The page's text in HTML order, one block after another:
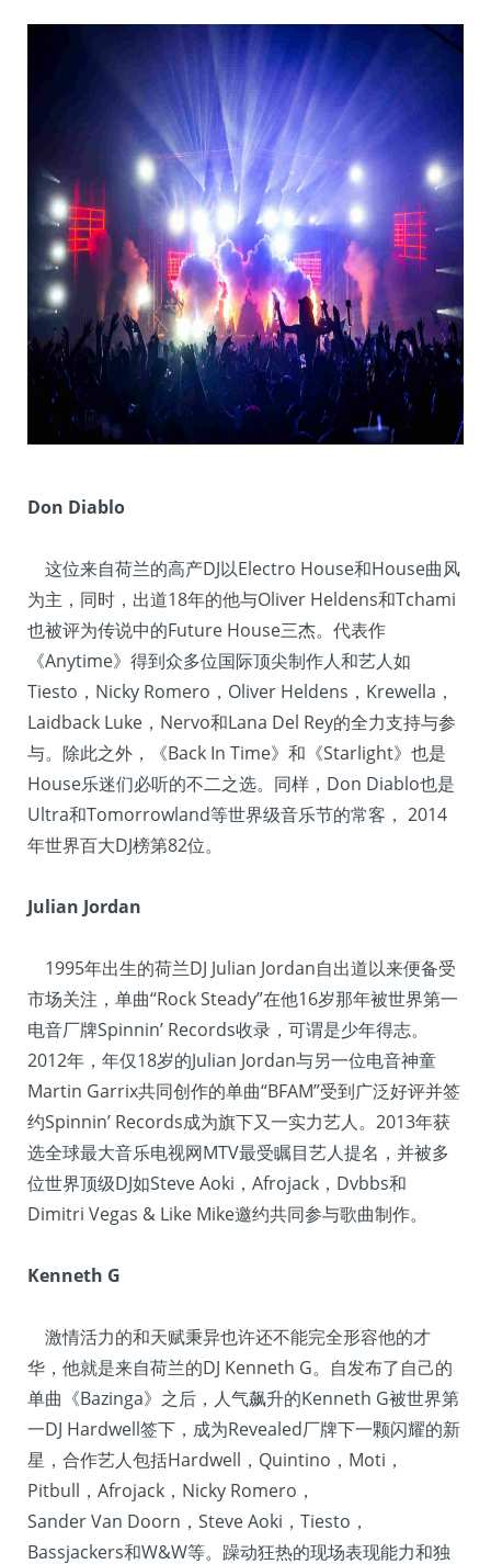
Don Diablo
这位来自荷兰的高产DJ以Electro House和House曲风
为主，同时，出道18年的他与Oliver Heldens和Tchami
也被评为传说中的Future House三杰。代表作
《Anytime》得到众多位国际顶尖制作人和艺人如
Tiesto，Nicky Romero，Oliver Heldens，Krewella，
Laidback Luke，Nervo和Lana Del Rey的全力支持与参
与。除此之外，《Back In Time》和《Starlight》也是
House乐迷们必听的不二之选。同样，Don Diablo也是
Ultra和Tomorrowland等世界级音乐节的常客， 2014
年世界百大DJ榜第82位。
Julian Jordan
1995年出生的荷兰DJ Julian Jordan自出道以来便备受
市场关注，单曲“Rock Steady”在他16岁那年被世界第一
电音厂牌Spinnin’ Records收录，可谓是少年得志。
2012年，年仅18岁的Julian Jordan与另一位电音神童
Martin Garrix共同创作的单曲“BFAM”受到广泛好评并签
约Spinnin’ Records成为旗下又一实力艺人。2013年获
选全球最大音乐电视网MTV最受瞩目艺人提名，并被多
位世界顶级DJ如Steve Aoki，Afrojack，Dvbbs和
Dimitri Vegas & Like Mike邀约共同参与歌曲制作。
Kenneth G
激情活力的和天赋秉异也许还不能完全形容他的才
华，他就是来自荷兰的DJ Kenneth G。自发布了自己的
单曲《Bazinga》之后，人气飙升的Kenneth G被世界第
一DJ Hardwell签下，成为Revealed厂牌下一颗闪耀的新
星，合作艺人包括Hardwell，Quintino，Moti，
Pitbull，Afrojack，Nicky Romero，
Sander Van Doorn，Steve Aoki，Tiesto，
Bassjackers和W&W等。躁动狂热的现场表现能力和独